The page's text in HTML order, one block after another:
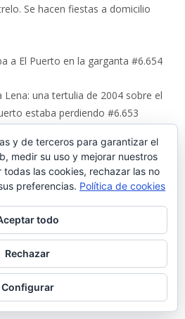
Se hacen fiestas a domicilio
a El Puerto en la garganta #6.654
Lena: una tertulia de 2004 sobre el
estaba perdiendo #6.653
se vistió la americana #6.652
enseñanza basada en el miedo
espigones de Poniente y Levante
Geohistoria de un espacio
#6.649
y de terceros para garantizar el
medir su uso y mejorar nuestros
las cookies, rechazar las no
preferencias. Política de cookies
todo
Rechazar
Configurar